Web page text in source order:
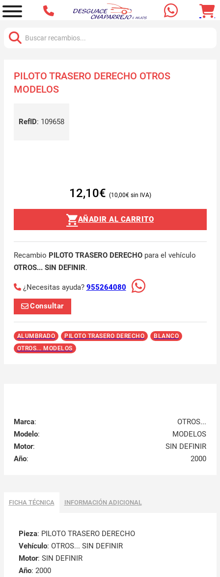
PILOTO TRASERO DERECHO OTROS
MODELOS
RefID: 109658
12,10€ 10,00€
AÑADIR AL CARRITO
Recambio PILOTO TRASERO DERECHOpara el vehículo
OTROS... SIN DEFINIR.
¿Necesitas ayuda? 955264080
Consultar
ALUMBRADO PILOTO TRASERO DERECHO
BLANCO
OTROS... MODELOS
Marca:
OTROS...
Modelo:
MODELOS
Motor:
SIN DEFINIR
Año: 2000
FICHA TÉCNICA INFORMACIÓN ADICIONAL
Pieza: PILOTO TRASERO DERECHO
Vehículo: OTROS... SIN DEFINIR
Motor: SIN DEFINIR
Año: 2000